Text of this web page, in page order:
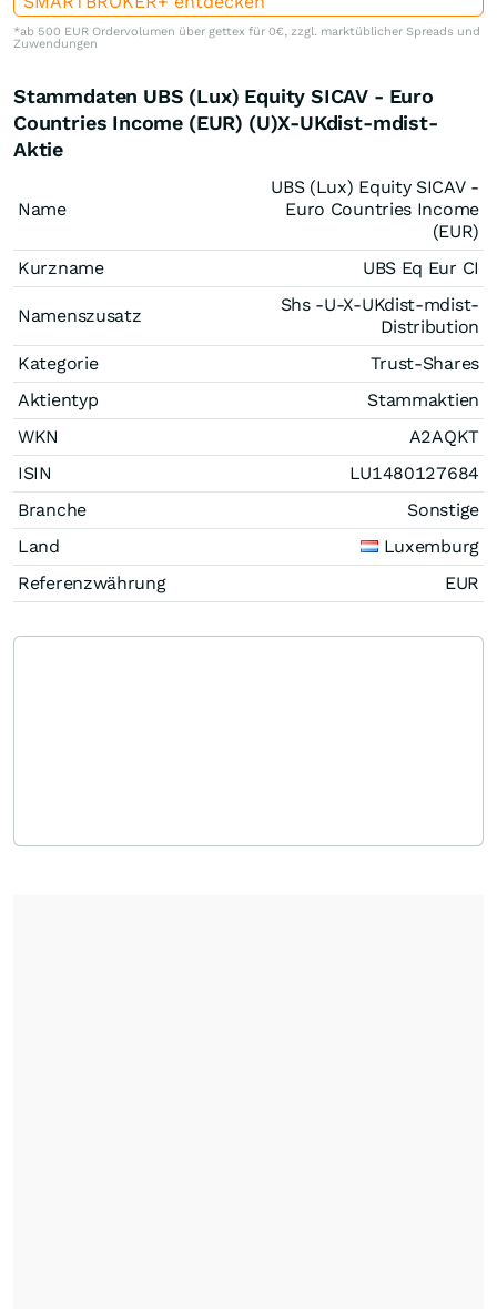
*ab 500 EUR Ordervolumen über gettex für 0€, zzgl. marktüblicher Spreads und
Zuwendungen
Stammdaten UBS (Lux) Equity SICAV - Euro
Countries Income (EUR) (U)X-UKdist-mdist-
Aktie
Name
UBS (Lux) Equity SICAV -
Euro Countries Income
(EUR)
Kurzname
UBS Eq Eur CI
Namenszusatz
Shs -U-X-UKdist-mdist-
Distribution
Kategorie
Trust-Shares
Aktientyp
Stammaktien
WKN
A2AQKT
ISIN
LU1480127684
Branche
Sonstige
Land
Luxemburg
Referenzwährung
EUR